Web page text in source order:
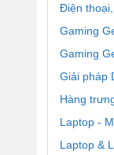
Điện
Gaming
Gaming
Giải pháp
Hàng
Laptop -
Laptop &